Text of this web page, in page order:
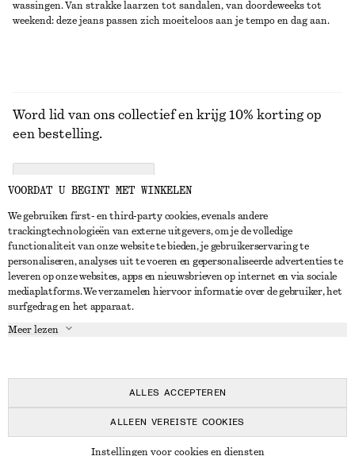
wassingen. Van strakke laarzen tot sandalen, van doordeweeks tot
weekend: deze jeans passen zich moeiteloos aan je tempo en dag aan.
NEEM CONTACT OP
Neem contact met ons op
Store locator
Partners
Instagram
KLANTENSERVICE
Maatgids
OVER ONS
In de maak
Word lid van ons collectief en krijg 10% korting op
een bestelling.
© 2026 & OTHER STORIES
VOORDAT U BEGINT MET WINKELEN
We gebruiken first- en third-party cookies, evenals andere
trackingtechnologieën van externe uitgevers, om je de volledige
functionaliteit van onze website te bieden, je gebruikerservaring te
personaliseren, analyses uit te voeren en gepersonaliseerde advertenties te
leveren op onze websites, apps en nieuwsbrieven op internet en via sociale
mediaplatforms. We verzamelen hiervoor informatie over de gebruiker, het
surfgedrag en het apparaat.
Meer lezen
ALLES ACCEPTEREN
ALLEEN VEREISTE COOKIES
Instellingen voor cookies en diensten